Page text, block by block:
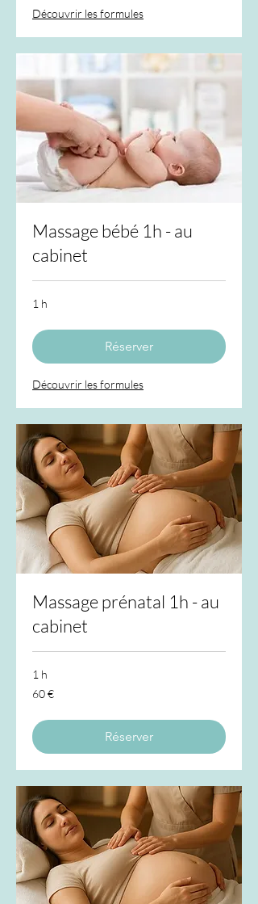
Découvrir les formules
Massage bébé 1h - au
cabinet
1 h
Réserver
Découvrir les formules
Massage prénatal 1h - au
cabinet
1 h
60
euros
60 €
Réserver